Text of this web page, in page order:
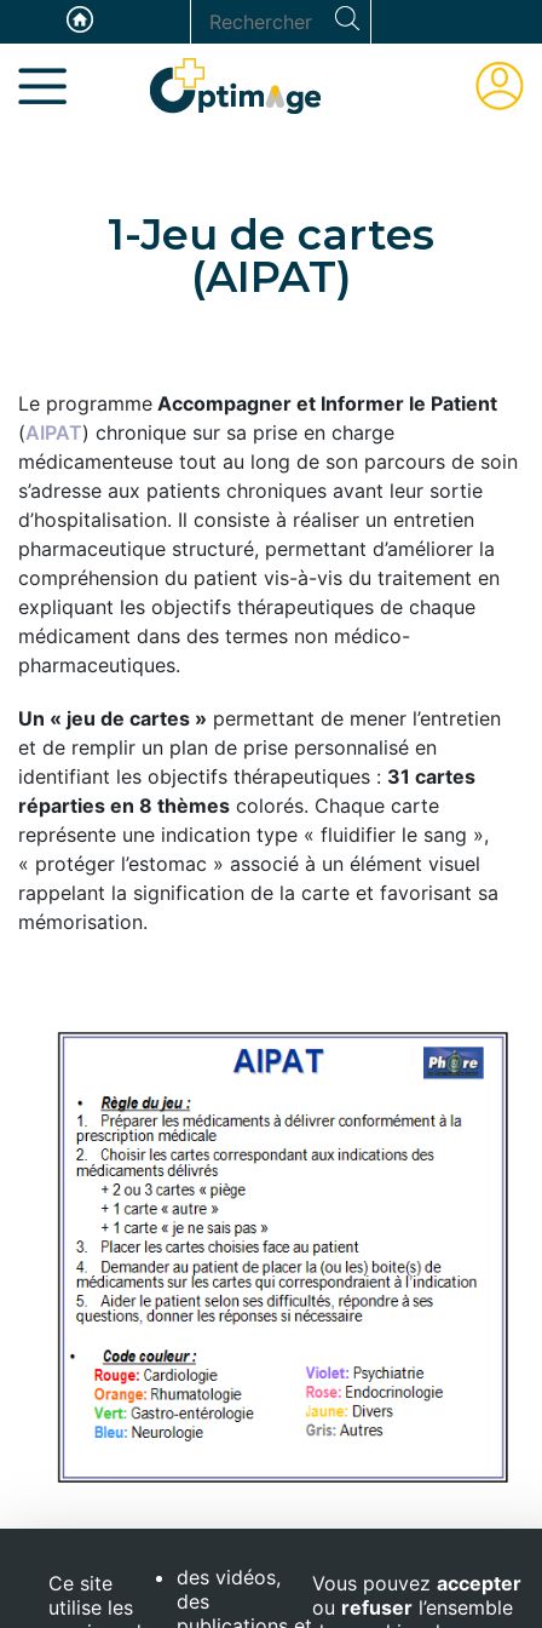
au
contenu
principal
Rechercher
1-Jeu de cartes
(AIPAT)
Le programme Accompagner et Informer le Patient
(AIPAT) chronique sur sa prise en charge
médicamenteuse tout au long de son parcours de soin
s’adresse aux patients chroniques avant leur sortie
d’hospitalisation. Il consiste à réaliser un entretien
pharmaceutique structuré, permettant d’améliorer la
compréhension du patient vis-à-vis du traitement en
expliquant les objectifs thérapeutiques de chaque
médicament dans des termes non médico-
pharmaceutiques.
Un « jeu de cartes » permettant de mener l’entretien
et de remplir un plan de prise personnalisé en
identifiant les objectifs thérapeutiques : 31 cartes
réparties en 8 thèmes colorés. Chaque carte
représente une indication type « fluidifier le sang »,
« protéger l’estomac » associé à un élément visuel
rappelant la signification de la carte et favorisant sa
mémorisation.
Document :
Jeu de cartes (imprimable)
Panneau de gestion des cookies
Ce site
utilise les
des vidéos,
des
Vous pouvez accepter
ou refuser l’ensemble